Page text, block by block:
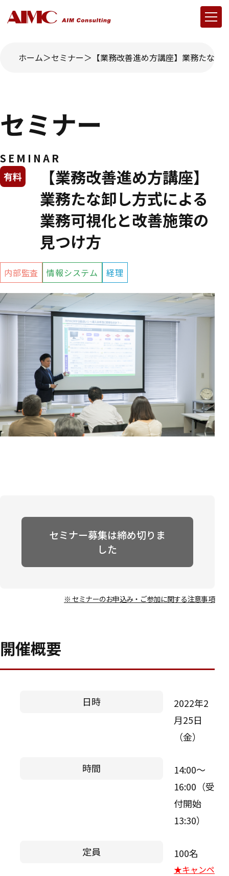
ホーム セミナー 【業務改善進め方講座】業務たな
セミナー
SEMINAR
【業務改善進め方講座】
業務たな卸し方式による
業務可視化と改善施策の
見つけ方
有料
内部監査 情報システム 経理
セミナー募集は締め切りま
した
※ セミナーのお申込み・ご参加に関する注意事項
開催概要
日時
2022年2
月25日
（金）
時間
14:00～
16:00（受
付開始
13:30）
定員 100名
★キャンペ